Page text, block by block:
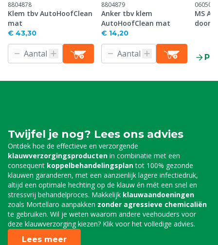
8804878
Klem tbv AutoHoofClean
mat
€ 43,30
8804879
Anker tbv klem
AutoHoofClean mat
€ 14,20
0605077
MS
Twijfel je nog? Lees ons advies
Ontdek hoe de effectieve en verzorgende
klauwverzorgingsproducten in combinatie met een
consequent koppelbehandelingsplantot 100% gezonde
klauwen garanderen, met een aanzienlijk lagere infectiedruk,
altijd een optimale hechting op de klauw én mét een snel en
stressvrij behandelproces. Makkelijk klauwaandoeningen
zoals Mortellaro aanpakken zonder agressieve chemicaliën
te gebruiken. Wil je weten waarom andere veehouders voor
deze klauwverzorging kiezen? Klik voor het volledige advies.
Lees meer